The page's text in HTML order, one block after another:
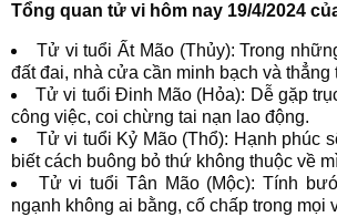
Tổng quan tử vi hôm nay 19/4/2024
Tử vi tuổi Ất Mão (Thủy): Trong
đất đai, nhà cửa cần minh bạch và thẳng
Tử vi tuổi Đinh Mão (Hỏa): Dễ gặp
công việc, coi chừng tai nạn lao động.
Tử vi tuổi Kỷ Mão (Thổ): Hạnh phúc
biết cách buông bỏ thứ không thuộc về
Tử vi tuổi Tân Mão (Mộc): Tính
ngạnh không ai bằng, cố chấp trong mọi